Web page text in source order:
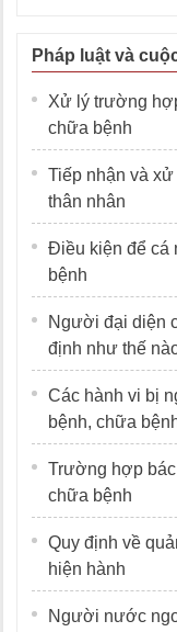
Pháp luật và
Xử lý trường
chữa bệnh
Tiếp nhận và
thân nhân
Điều kiện để cá
bệnh
Người đại diện
định như thế
Các hành vi bị
bệnh, chữa
Trường hợp
chữa bệnh
Quy định về
hiện hành
Người nước